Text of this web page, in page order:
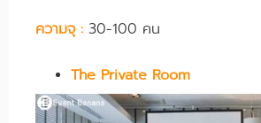
ความจุ : 30-100 คน
The Private Room